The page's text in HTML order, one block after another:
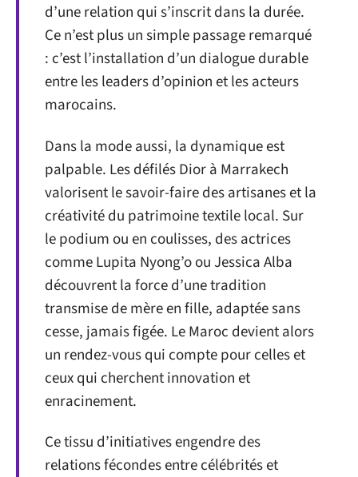
d’une relation qui s’inscrit dans la durée.
Ce n’est plus un simple passage remarqué
: c’est l’installation d’un dialogue durable
entre les leaders d’opinion et les acteurs
marocains.
Dans la mode aussi, la dynamique est
palpable. Les défilés Dior à Marrakech
valorisent le savoir-faire des artisanes et la
créativité du patrimoine textile local. Sur
le podium ou en coulisses, des actrices
comme Lupita Nyong’o ou Jessica Alba
découvrent la force d’une tradition
transmise de mère en fille, adaptée sans
cesse, jamais figée. Le Maroc devient alors
un rendez-vous qui compte pour celles et
ceux qui cherchent innovation et
enracinement.
Ce tissu d’initiatives engendre des
relations fécondes entre célébrités et